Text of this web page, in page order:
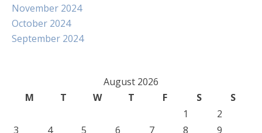
November 2024
October 2024
September 2024
August 2026
M
T W T F S
S
1
2
3
4 5 6 7 8
9